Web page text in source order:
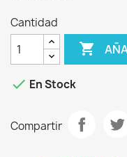
Cantidad

 En Stock
Compartir